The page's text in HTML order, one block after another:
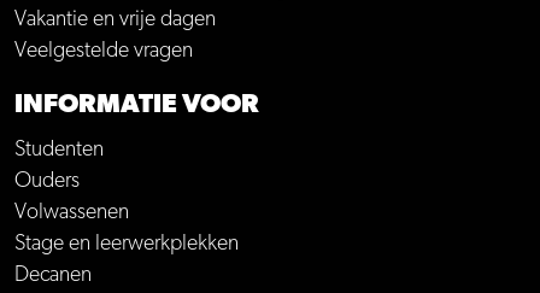
Vakantie en vrije dagen
Veelgestelde vragen
INFORMATIE VOOR
Studenten
Ouders
Volwassenen
Stage en leerwerkplekken
Decanen